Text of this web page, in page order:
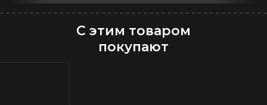
С этим товаром
покупают